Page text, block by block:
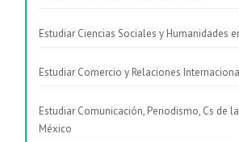
Estudiar Ciencias Sociales y Humanidades
Estudiar Comercio y Relaciones
Estudiar Comunicación, Periodismo, Cs de
México